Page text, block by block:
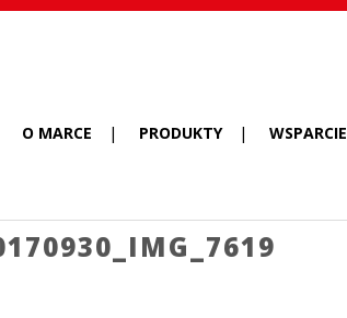
O MARCE PRODUKTY WSPARCIE